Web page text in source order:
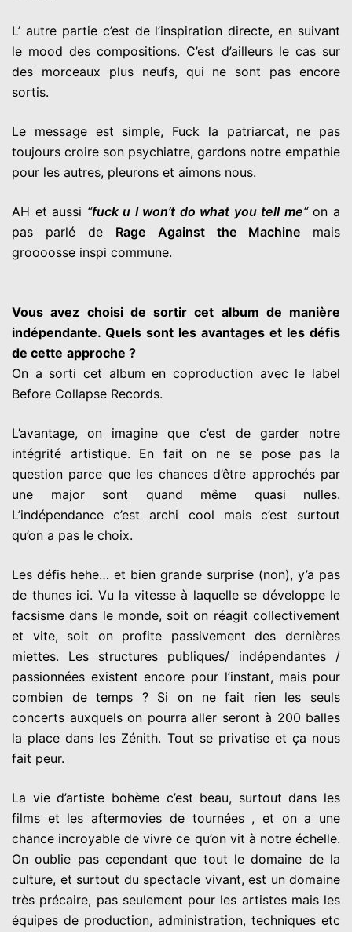
L’ autre partie c’est de l’inspiration directe, en suivant
le mood des compositions. C’est d’ailleurs le cas sur
des morceaux plus neufs, qui ne sont pas encore
sortis.
Le message est simple, Fuck la patriarcat, ne pas
toujours croire son psychiatre, gardons notre empathie
pour les autres, pleurons et aimons nous.
AH et aussi “fuck u I won’t do what you tell me“on a
pas parlé de
Rage Against the Machinemais
groooosse inspi commune.
Vous avez choisi de sortir cet album de manière
indépendante. Quels sont les avantages et les défis
de cette approche ?
On a sorti cet album en coproduction avec le label
Before Collapse Records.
L’avantage, on imagine que c’est de garder notre
intégrité artistique. En fait on ne se pose pas la
question parce que les chances d’être approchés par
une major sont quand même quasi
nulles.
L’indépendance c’est archi cool mais c’est surtout
qu’on a pas le choix.
Les défis hehe… et bien grande surprise (non), y’a pas
de thunes ici. Vu la vitesse à laquelle se développe le
facsisme dans le monde, soit on réagit collectivement
et vite, soit on profite
passivement des dernières
miettes. Les structures publiques/
indépendantes /
passionnées existent encore pour l’instant, mais pour
combien de temps ? Si on ne fait rien les seuls
concerts auxquels on pourra aller seront à 200 balles
la place dans les Zénith. Tout se privatise et ça nous
fait peur.
La vie d’artiste bohème c’est beau, surtout dans les
films et les aftermovies de tournées , et on a une
chance incroyable de vivre ce qu’on vit à notre échelle.
On oublie pas cependant que tout le domaine de la
culture, et surtout du spectacle vivant, est un domaine
très précaire, pas seulement pour les artistes mais les
équipes de production, administration, techniques etc